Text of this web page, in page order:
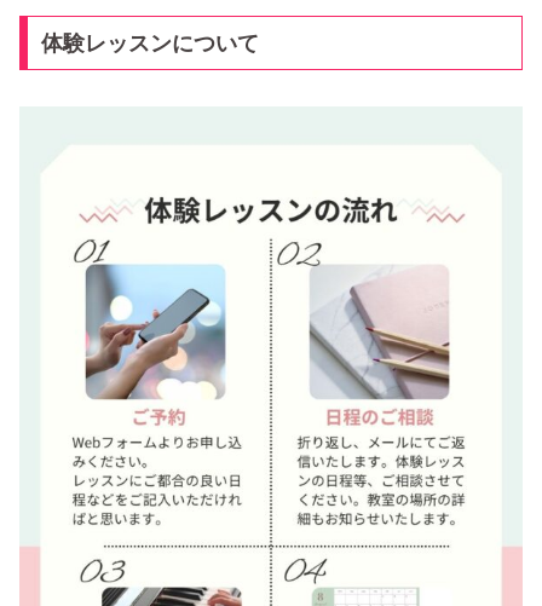
体験レッスンについて